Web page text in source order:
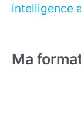
intelligence
Ma